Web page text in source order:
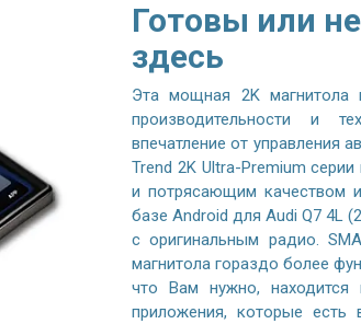
Готовы или
здесь
Эта мощная 2K
производительности и
впечатление от управления
Trend 2K Ultra-Premium
и потрясающим качеством
базе Android для Audi Q7 4L
с оригинальным радио.
магнитола гораздо более
что Вам нужно, находится
приложения, которые